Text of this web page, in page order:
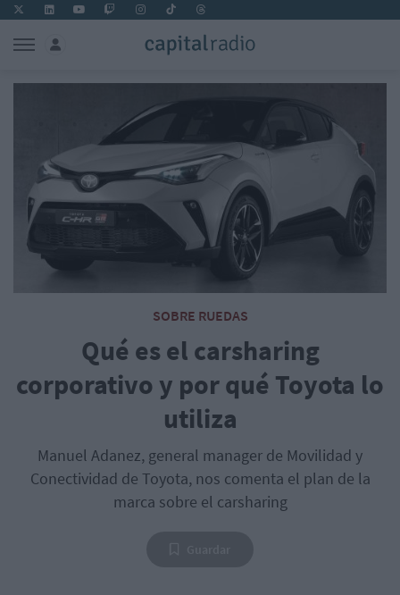
SOBRE RUEDAS
Qué es el carsharing
corporativo y por qué Toyota lo
utiliza
Manuel Adanez, general manager de Movilidad y
Conectividad de Toyota, nos comenta el plan de la
marca sobre el carsharing